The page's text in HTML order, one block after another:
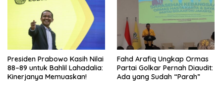
Presiden Prabowo Kasih Nilai
88–89 untuk Bahlil Lahadalia:
Kinerjanya Memuaskan!
Fahd Arafiq Ungkap Ormas
Partai Golkar Pernah Diaudit:
Ada yang Sudah “Parah”